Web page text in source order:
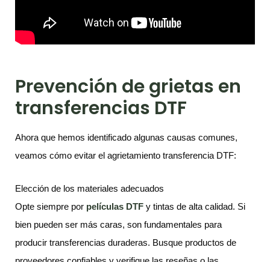
Prevención de grietas en
transferencias DTF
Ahora que hemos identificado algunas causas comunes,
veamos cómo evitar el agrietamiento transferencia DTF:
Elección de los materiales adecuados
Opte siempre por películas DTF y tintas de alta calidad. Si
bien pueden ser más caras, son fundamentales para
producir transferencias duraderas. Busque productos de